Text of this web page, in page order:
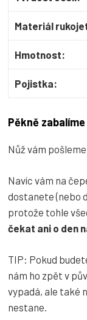
Materiál
Hmotnost:
Pojistka:
Pěkně
Nůž vám
Navíc vám na
dostanete (nebo
protože tohle
čekat ani o den
TIP: Pokud
nám ho zpět v
vypadá, ale také
nestane.